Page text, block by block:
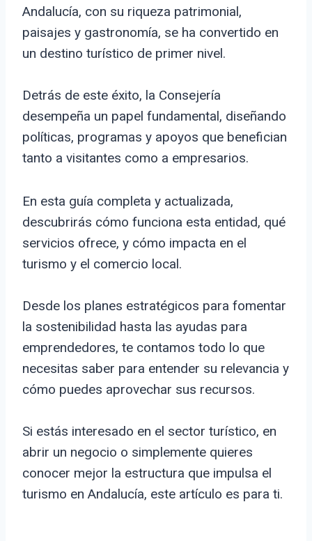
Andalucía, con su riqueza patrimonial,
paisajes y gastronomía, se ha convertido en
un destino turístico de primer nivel.
Detrás de este éxito, la Consejería
desempeña un papel fundamental, diseñando
políticas, programas y apoyos que benefician
tanto a visitantes como a empresarios.
En esta guía completa y actualizada,
descubrirás cómo funciona esta entidad, qué
servicios ofrece, y cómo impacta en el
turismo y el comercio local.
Desde los planes estratégicos para fomentar
la sostenibilidad hasta las ayudas para
emprendedores, te contamos todo lo que
necesitas saber para entender su relevancia y
cómo puedes aprovechar sus recursos.
Si estás interesado en el sector turístico, en
abrir un negocio o simplemente quieres
conocer mejor la estructura que impulsa el
turismo en Andalucía, este artículo es para ti.